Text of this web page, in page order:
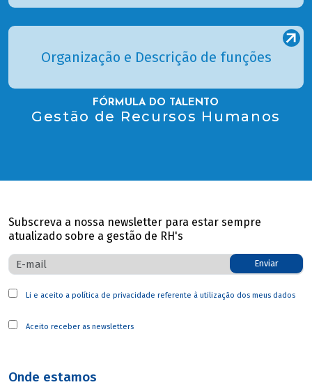
Organização e Descrição de funções
FÓRMULA DO TALENTO
Gestão de Recursos Humanos
Subscreva a nossa newsletter para estar sempre
atualizado sobre a gestão de RH's
Enviar
Li e aceito a política de privacidade referente à utilização dos meus dados
Aceito receber as newsletters
Onde estamos